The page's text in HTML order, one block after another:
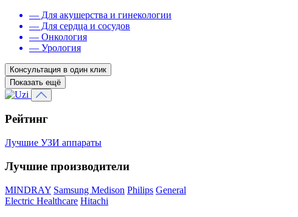
— Для акушерства и гинекологии
— Для сердца и сосудов
— Онкология
— Урология
Консультация в один клик
Показать ещё
Рейтинг
Лучшие УЗИ аппараты
Лучшие производители
MINDRAY Samsung Medison Philips General
Electric Healthcare Hitachi